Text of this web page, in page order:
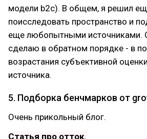
модели b2с). В общем, я решил
поисследовать пространство и
еще любопытными источниками.
сделаю в обратном порядке - в
возрастания субъективной
источника.
5. Подборка бенчмарков от
Очень прикольный блог.
Статья про отток.